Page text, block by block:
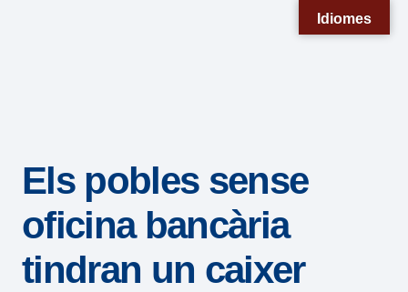
sistema
accesibilidad.
Els pobles sense
oficina bancària
tindran un caixer
Idiomes